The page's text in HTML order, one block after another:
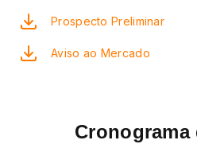
Prospecto Preliminar
Aviso ao Mercado
Cronograma